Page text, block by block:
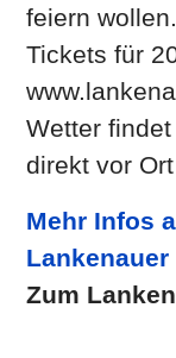
feiern
Tickets für
Wetter
direkt vor
Mehr Infos
Lankenauer
Zum